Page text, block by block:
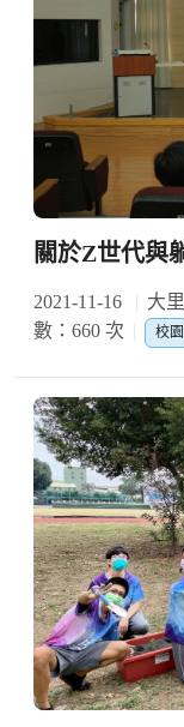
關於Z世代與
2021-11-16 大
數：660 次
校